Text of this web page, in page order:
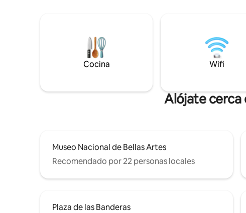
con cablevisión, cama king size , sillón
sofá-cama, mesa con 4 sillas, heladera
c/freezer, microondas, tostadora, vajilla y
Cocina Wifi
Alójate cerca
Museo Nacional de Bellas Artes
Recomendado por 22 personas locales
Plaza de las Banderas